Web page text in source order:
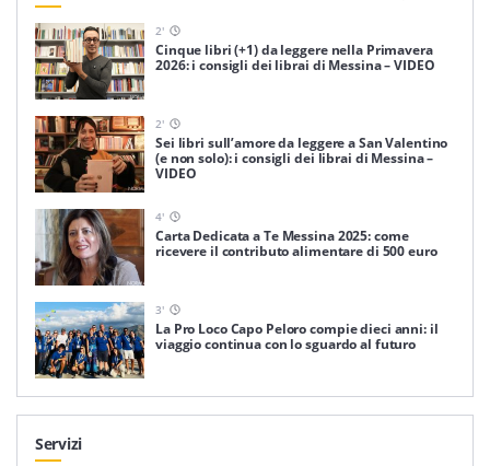
2'
Cinque libri (+1) da leggere nella Primavera
2026: i consigli dei librai di Messina – VIDEO
2'
Sei libri sull’amore da leggere a San Valentino
(e non solo): i consigli dei librai di Messina –
VIDEO
4'
Carta Dedicata a Te Messina 2025: come
ricevere il contributo alimentare di 500 euro
3'
La Pro Loco Capo Peloro compie dieci anni: il
viaggio continua con lo sguardo al futuro
Servizi